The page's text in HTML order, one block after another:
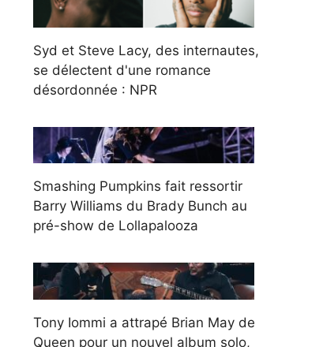
Syd et Steve Lacy, des internautes,
se délectent d'une romance
désordonnée : NPR
Smashing Pumpkins fait ressortir
Barry Williams du Brady Bunch au
pré-show de Lollapalooza
Tony Iommi a attrapé Brian May de
Queen pour un nouvel album solo,